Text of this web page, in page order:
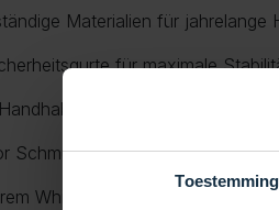
Toestemming
Materialien für jahrelange
für maximale
dank integrierter Griffe
Schmutz, Blättern, UV-
Whirlpool ein gepflegtes und